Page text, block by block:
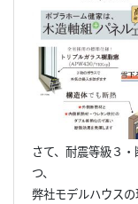
さて、耐震等級３
つ、
弊社モデルハウス